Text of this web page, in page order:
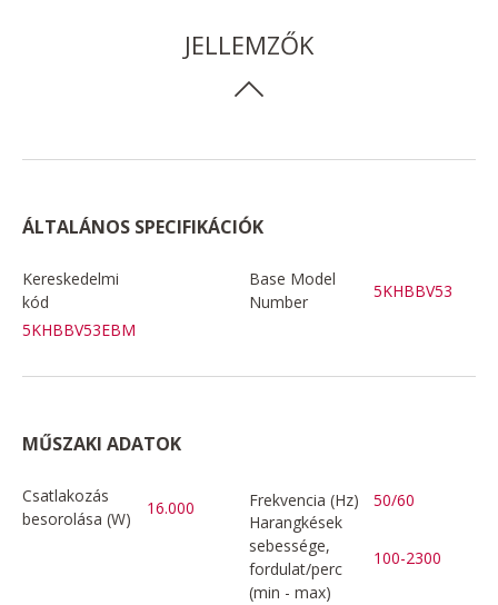
JELLEMZŐK
ÁLTALÁNOS SPECIFIKÁCIÓK
Kereskedelmi
kód
5KHBBV53EBM
Base Model
Number
5KHBBV53
MŰSZAKI ADATOK
Csatlakozás
besorolása (W)
16.000 Frekvencia (Hz)
50/60
Harangkések
sebessége,
fordulat/perc
(min - max)
100-2300